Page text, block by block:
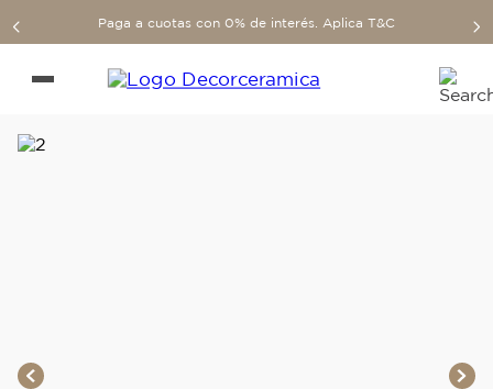
Paga a cuotas con 0% de interés. Aplica T&C